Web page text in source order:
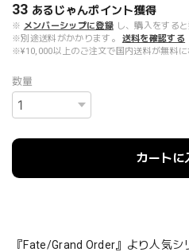
33 あるじゃんポイント獲得
※ メンバーシップに登録 し、購入をする
※別途送料がかかります。
送料を確認する
※¥10,000以上のご注文で国内送料が無料に
数量
カートに
『Fate/Grand Order』より人気